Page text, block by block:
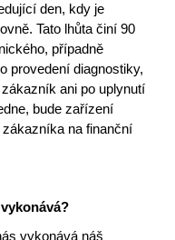
den, kdy je
Tato lhůta činí 90
případně
provedení diagnostiky,
ani po uplynutí
bude zařízení
na finanční
vykonává náš